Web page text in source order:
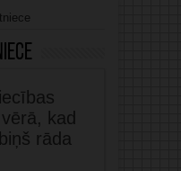
kad
rāda